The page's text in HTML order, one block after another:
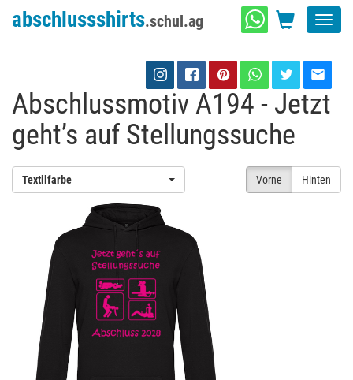
abschlussshirts.schul.ag
Abschlussmotiv A194 - Jetzt
geht’s auf Stellungssuche
Vorne Hinten
Textilfarbe